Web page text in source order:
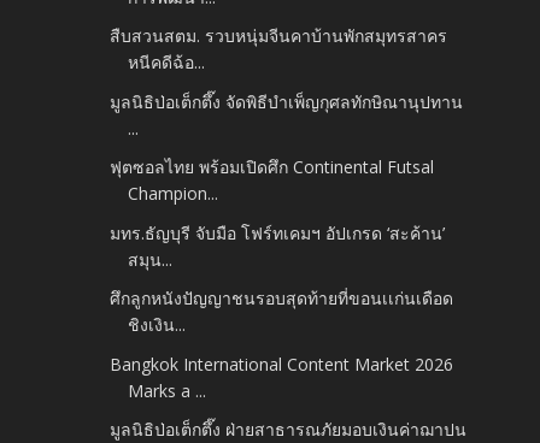
สืบสวนสตม. รวบหนุ่มจีนคาบ้านพักสมุทรสาคร
หนีคดีฉ้อ...
มูลนิธิป่อเต็กตึ๊ง จัดพิธีบำเพ็ญกุศลทักษิณานุปทาน
...
ฟุตซอลไทย พร้อมเปิดศึก Continental Futsal
Champion...
มทร.ธัญบุรี จับมือ โฟร์ทเคมฯ อัปเกรด ‘สะค้าน’
สมุน...
ศึกลูกหนังปัญญาชนรอบสุดท้ายที่ขอนเเก่นเดือด
ชิงเงิน...
Bangkok International Content Market 2026
Marks a ...
มูลนิธิป่อเต็กตึ๊ง ฝ่ายสาธารณภัยมอบเงินค่าฌาปน